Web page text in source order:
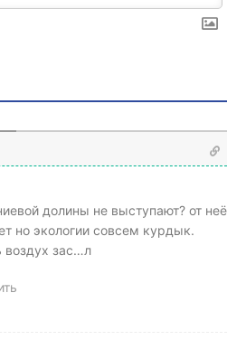
долины не выступают? от неё
но экологии совсем курдык.
воздух зас…л